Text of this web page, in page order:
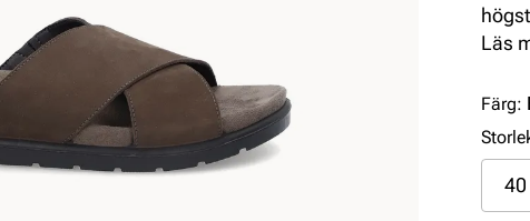
detta
Läs
Färg:
40